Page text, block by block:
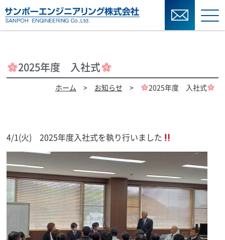
2025年度 入社式
ホーム > お知らせ > 2025年度 入社式
4/1(火) 2025年度入社式を執り行いました